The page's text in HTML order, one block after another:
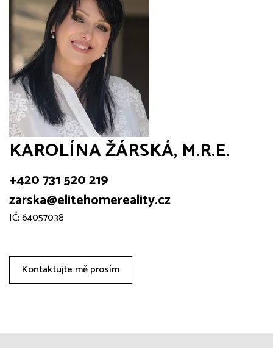
KAROLÍNA ŽÁRSKÁ, M.R.E.
+420 731 520 219
zarska@elitehomereality.cz
IČ: 64057038
Kontaktujte mě prosím